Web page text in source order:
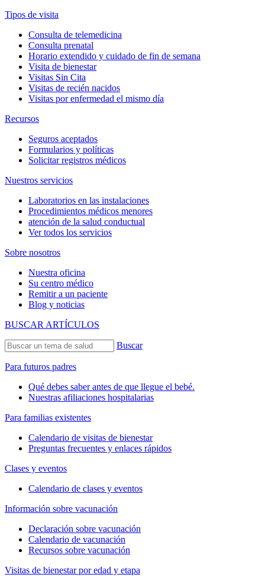
Tipos de visita
Consulta de telemedicina
Consulta prenatal
Horario extendido y cuidado de fin de semana
Visita de bienestar
Visitas Sin Cita
Visitas de recién nacidos
Visitas por enfermedad el mismo día
Recursos
Seguros aceptados
Formularios y políticas
Solicitar registros médicos
Nuestros servicios
Laboratorios en las instalaciones
Procedimientos médicos menores
atención de la salud conductual
Ver todos los servicios
Sobre nosotros
Nuestra oficina
Su centro médico
Remitir a un paciente
Blog y noticias
BUSCAR ARTÍCULOS
Buscar
Para futuros padres
Qué debes saber antes de que llegue el bebé.
Nuestras afiliaciones hospitalarias
Para familias existentes
Calendario de visitas de bienestar
Preguntas frecuentes y enlaces rápidos
Clases y eventos
Calendario de clases y eventos
Información sobre vacunación
Declaración sobre vacunación
Calendario de vacunación
Recursos sobre vacunación
Visitas de bienestar por edad y etapa